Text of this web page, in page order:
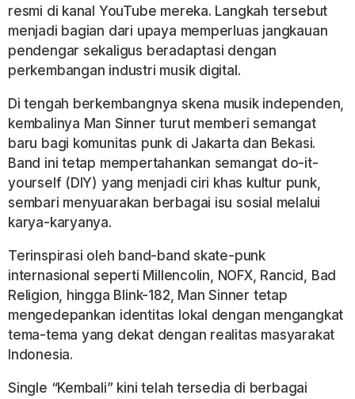
resmi di kanal YouTube mereka. Langkah tersebut
menjadi bagian dari upaya memperluas jangkauan
pendengar sekaligus beradaptasi dengan
perkembangan industri musik digital.
Di tengah berkembangnya skena musik independen,
kembalinya Man Sinner turut memberi semangat
baru bagi komunitas punk di Jakarta dan Bekasi.
Band ini tetap mempertahankan semangat do-it-
yourself (DIY) yang menjadi ciri khas kultur punk,
sembari menyuarakan berbagai isu sosial melalui
karya-karyanya.
Terinspirasi oleh band-band skate-punk
internasional seperti Millencolin, NOFX, Rancid, Bad
Religion, hingga Blink-182, Man Sinner tetap
mengedepankan identitas lokal dengan mengangkat
tema-tema yang dekat dengan realitas masyarakat
Indonesia.
Single “Kembali” kini telah tersedia di berbagai